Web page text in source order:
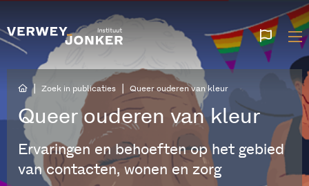
talen
| Zoek in publicaties Queer ouderen van kleur
Queer ouderen van kleur
Ervaringen en behoeften op het gebied
van contacten, wonen en zorg